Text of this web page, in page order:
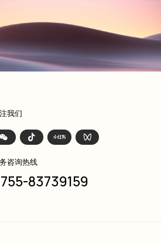
我们
咨询热线
83739159